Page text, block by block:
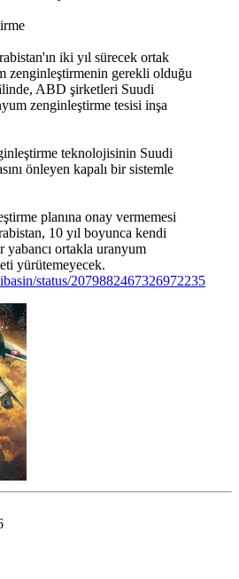
iki yıl sürecek ortak
zenginleştirmenin gerekli olduğu
ABD şirketleri Suudi
zenginleştirme tesisi inşa
teknolojisinin Suudi
önleyen kapalı bir sistemle
planına onay vermemesi
10 yıl boyunca kendi
yabancı ortakla uranyum
yürütemeyecek.
status/2079882467326972235